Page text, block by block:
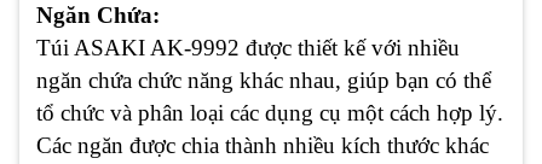
Ngăn Chứa:
Túi ASAKI AK-9992 được thiết kế với nhiều
ngăn chứa chức năng khác nhau, giúp bạn có thể
tổ chức và phân loại các dụng cụ một cách hợp lý.
Các ngăn được chia thành nhiều kích thước khác